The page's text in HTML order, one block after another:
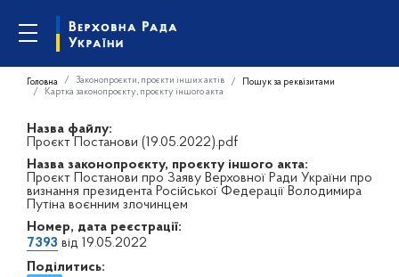
Головна Законопроєкти, проєкти інших актів
Пошук за реквізитами
Картка законопроєкту, проєкту іншого акта
Назва файлу:
Проєкт Постанови (19.05.2022).pdf
Назва законопроєкту, проєкту іншого акта:
Проєкт Постанови про Заяву Верховної Ради України про
визнання президента Російської Федерації Володимира
Путіна воєнним злочинцем
Номер, дата реєстрації:
7393 від 19.05.2022
Поділитись: